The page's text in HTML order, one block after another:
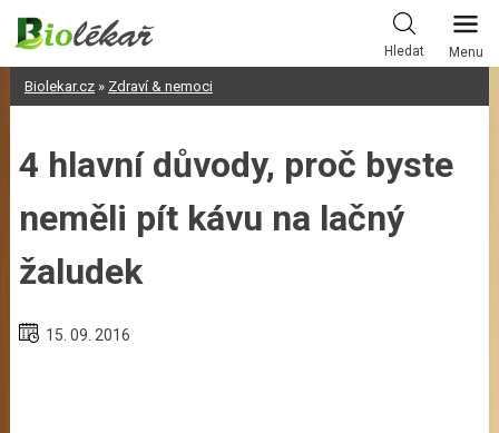
Skip
content
Hledat Menu
Biolekar.cz» Zdraví & nemoci
4 hlavní důvody, proč byste
neměli pít kávu na lačný
žaludek
15. 09. 2016